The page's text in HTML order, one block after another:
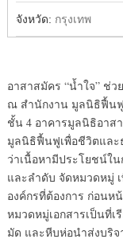
จังหวัด: กรุงเทพ
อาสาสมัคร “น้ำใจ” ช่
ณ สำนักงาน มูลนิธิฟื้น
ชั้น 4 อาคารมูลนิธิอาส
มูลนิธิฟื้นฟูเพื่อชีวิตและ
ว่าเนื้อหามีประโยชน์ใ
และลำดับ จัดหมวดหมู่
องค์กรที่ต้องการ ก่อน
หมวดหมู่เอกสารเป็นที่เ
มัด และหีบห่อนำส่งบริจ